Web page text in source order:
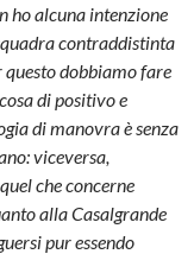
ho alcuna intenzione
contraddistinta
questo dobbiamo fare
di positivo e
di manovra è senza
viceversa,
che concerne
alla Casalgrande
pur essendo